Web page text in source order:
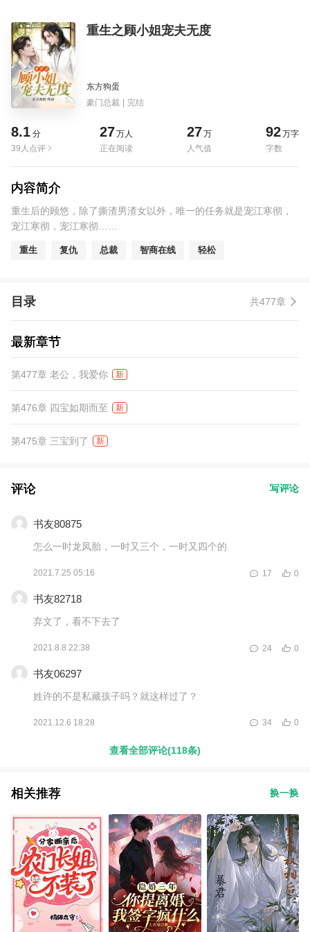
重生之顾小姐宠夫无度
东方狗蛋
豪门总裁 | 完结
8.1 分
39人点评
27万人
正在阅读
27万
人气值
92万字
字数
内容简介
重生后的顾悠，除了撕渣男渣女以外，唯一的任务就是宠江寒彻，
宠江寒彻，宠江寒彻……
重生 复仇 总裁 智商在线 轻松
目录 共477章
最新章节
第477章 老公，我爱你 新
第476章 四宝如期而至 新
第475章 三宝到了 新
评论 写评论
书友80875
怎么一时龙凤胎，一时又三个，一时又四个的
2021.7.25 05:16 0
17
书友82718
弃文了，看不下去了
2021.8.8 22:38 0
24
书友06297
姓许的不是私藏孩子吗？就这样过了？
2021.12.6 18:28 0
34
查看全部评论(118条)
相关推荐 换一换